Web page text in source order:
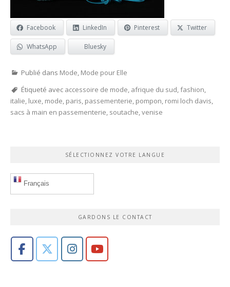
Facebook LinkedIn Pinterest Twitter
WhatsApp Bluesky
Publié dans Mode, Mode pour Elle
Étiqueté avec accessoire de mode, afrique du sud,fashion,
italie, luxe, mode, paris, passementerie, pompon, romi loch davis,
sacs à main en passementerie, soutache,venise
SÉLECTIONNEZ VOTRE LANGUE
Français
GARDONS LE CONTACT